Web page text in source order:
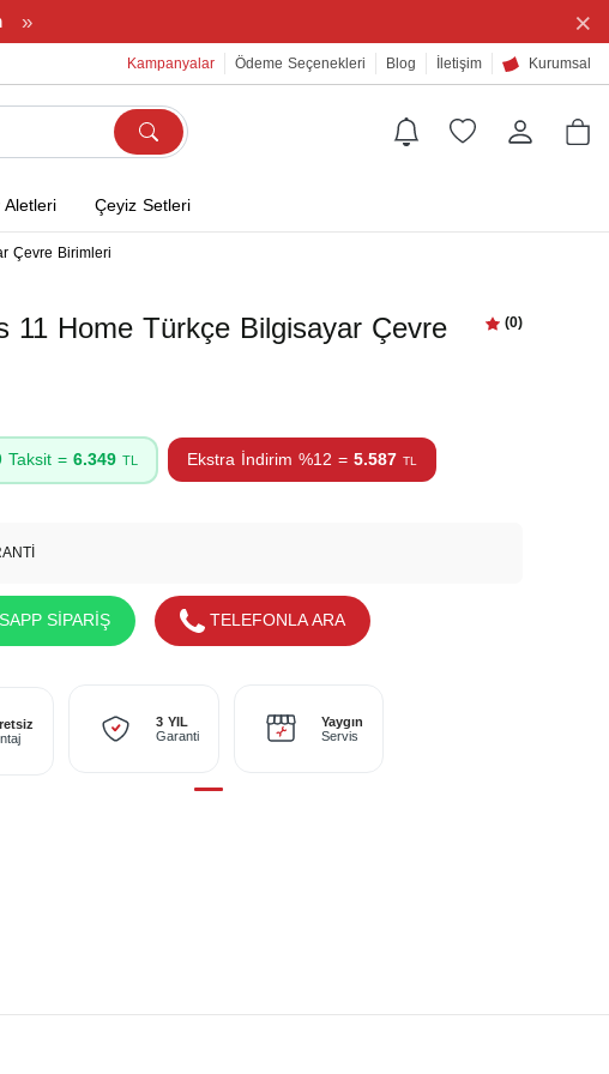
» ×
Kampanyalar Ödeme Seçenekleri Blog İletişim Kurumsal
Aletleri Çeyiz Setleri
Çevre Birimleri
11 Home Türkçe Bilgisayar Çevre
(0)
= 6.349 TL Ekstra İndirim %12 = 5.587 TL
SİPARİŞ TELEFONLA ARA
3 YIL
Garanti
Yaygın
Servis